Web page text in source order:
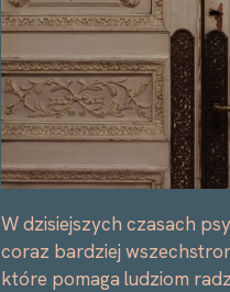
W dzisiejszych czasach
coraz bardziej
które pomaga ludziom